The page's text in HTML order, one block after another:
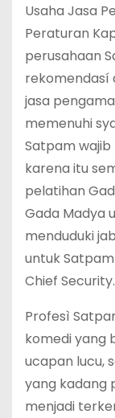
Usaha Jasa
Peraturan
perusahaan
rekomendasí
jasa
memenuhi
Satpam
karena itu
pelatihan
Gada Madya
menduduki
untuk
Chief Security.
Profesì
komedi yang
ucapan lucu,
yang kadang
menjadi